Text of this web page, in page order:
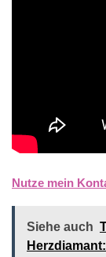
Nutze mein
Siehe auch